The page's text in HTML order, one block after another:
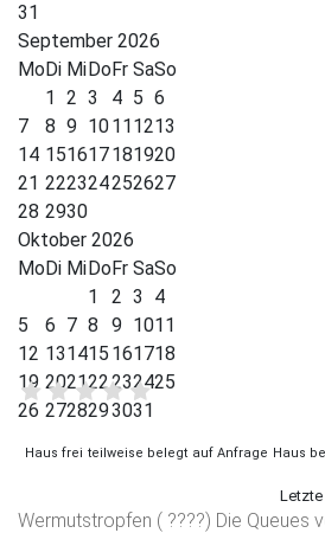
31
September 2026
MoDi MiDoFr SaSo
1 2 3 4 5 6
7
8 9 10111213
14 151617181920
21 222324252627
28 2930
Oktober 2026
MoDi MiDoFr SaSo
1
2 3
4
5
6 7 8 9 1011
12 131415 161718
19 202122232425
26 2728293031
Haus frei teilweise belegt auf Anfrage Haus
Letzte
Es sind 4 Bewertungen
von Heinrich am 29.06.2026
eingerichtet. Riesen Garten und
Wermutstropfen ( ????) Die Queues